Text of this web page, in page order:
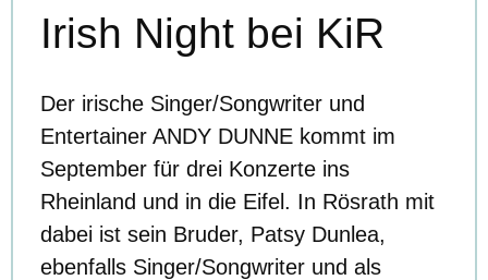
Irish Night bei KiR
Der irische Singer/Songwriter und
Entertainer ANDY DUNNE kommt im
September für drei Konzerte ins
Rheinland und in die Eifel. In Rösrath mit
dabei ist sein Bruder, Patsy Dunlea,
ebenfalls Singer/Songwriter und als